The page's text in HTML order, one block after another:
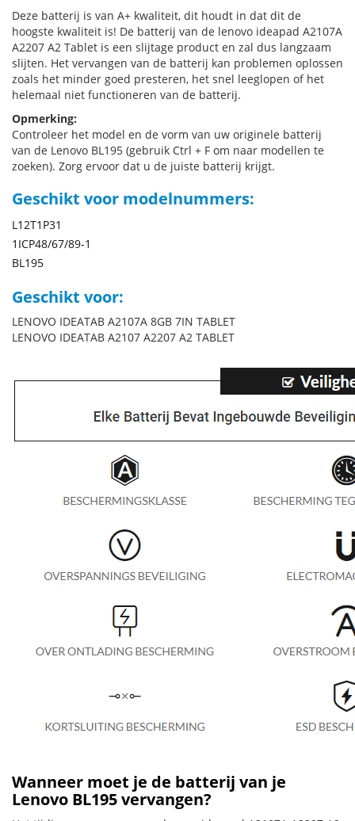
Deze batterij is van A+ kwaliteit, dit houdt in dat dit de
hoogste kwaliteit is! De batterij van de lenovo ideapad A2107A
A2207 A2 Tablet is een slijtage product en zal dus langzaam
slijten. Het vervangen van de batterij kan problemen oplossen
zoals het minder goed presteren, het snel leeglopen of het
helemaal niet functioneren van de batterij.
Opmerking:
Controleer het model en de vorm van uw originele batterij
van de Lenovo BL195 (gebruik Ctrl + F om naar modellen te
zoeken). Zorg ervoor dat u de juiste batterij krijgt.
Geschikt voor modelnummers:
L12T1P31
1ICP48/67/89-1
BL195
Geschikt voor:
LENOVO IDEATAB A2107A 8GB 7IN TABLET
LENOVO IDEATAB A2107 A2207 A2 TABLET
Wanneer moet je de batterij van je
Lenovo BL195 vervangen?